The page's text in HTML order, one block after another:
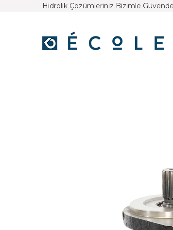
Hidrolik Çözümleriniz Bizimle